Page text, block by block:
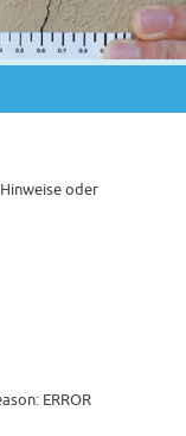
oder
ERROR